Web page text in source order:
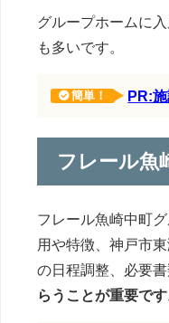
グループホームに
も多いです。
簡単！ PR:
フレール魚
フレール魚崎中町
用や特徴、神戸市
の日程調整、必要
らうことが重要です